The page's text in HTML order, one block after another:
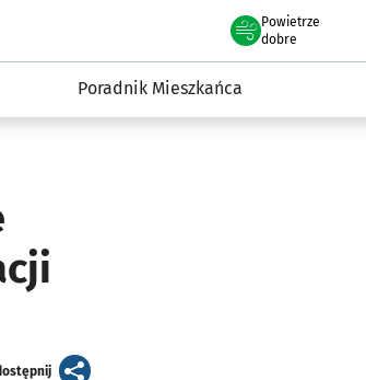
Powietrze
we Wrocławiu
dobre
Poradnik Mieszkańca
artykuł